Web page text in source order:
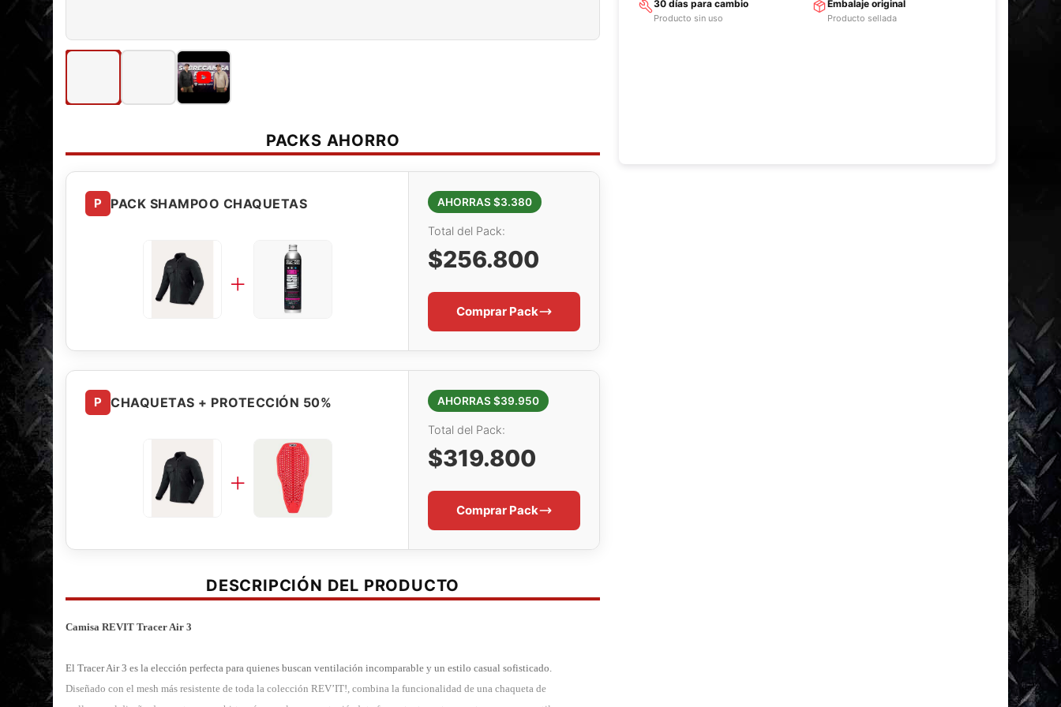
PACKS AHORRO
P PACK SHAMPOO CHAQUETAS AHORRAS $3.380
Total del Pack:
$256.800
Comprar Pack
P CHAQUETAS + PROTECCIÓN 50% AHORRAS $39.950
Total del Pack:
$319.800
Comprar Pack
DESCRIPCIÓN DEL PRODUCTO
Camisa REVIT Tracer Air 3
El Tracer Air 3 es la elección perfecta para quienes buscan ventilación incomparable y un estilo casual sofisticado.
Diseñado con el mesh más resistente de toda la colección REV’IT!, combina la funcionalidad de una chaqueta de
30 días para cambio
Producto sin uso
Embalaje original
Producto sellada